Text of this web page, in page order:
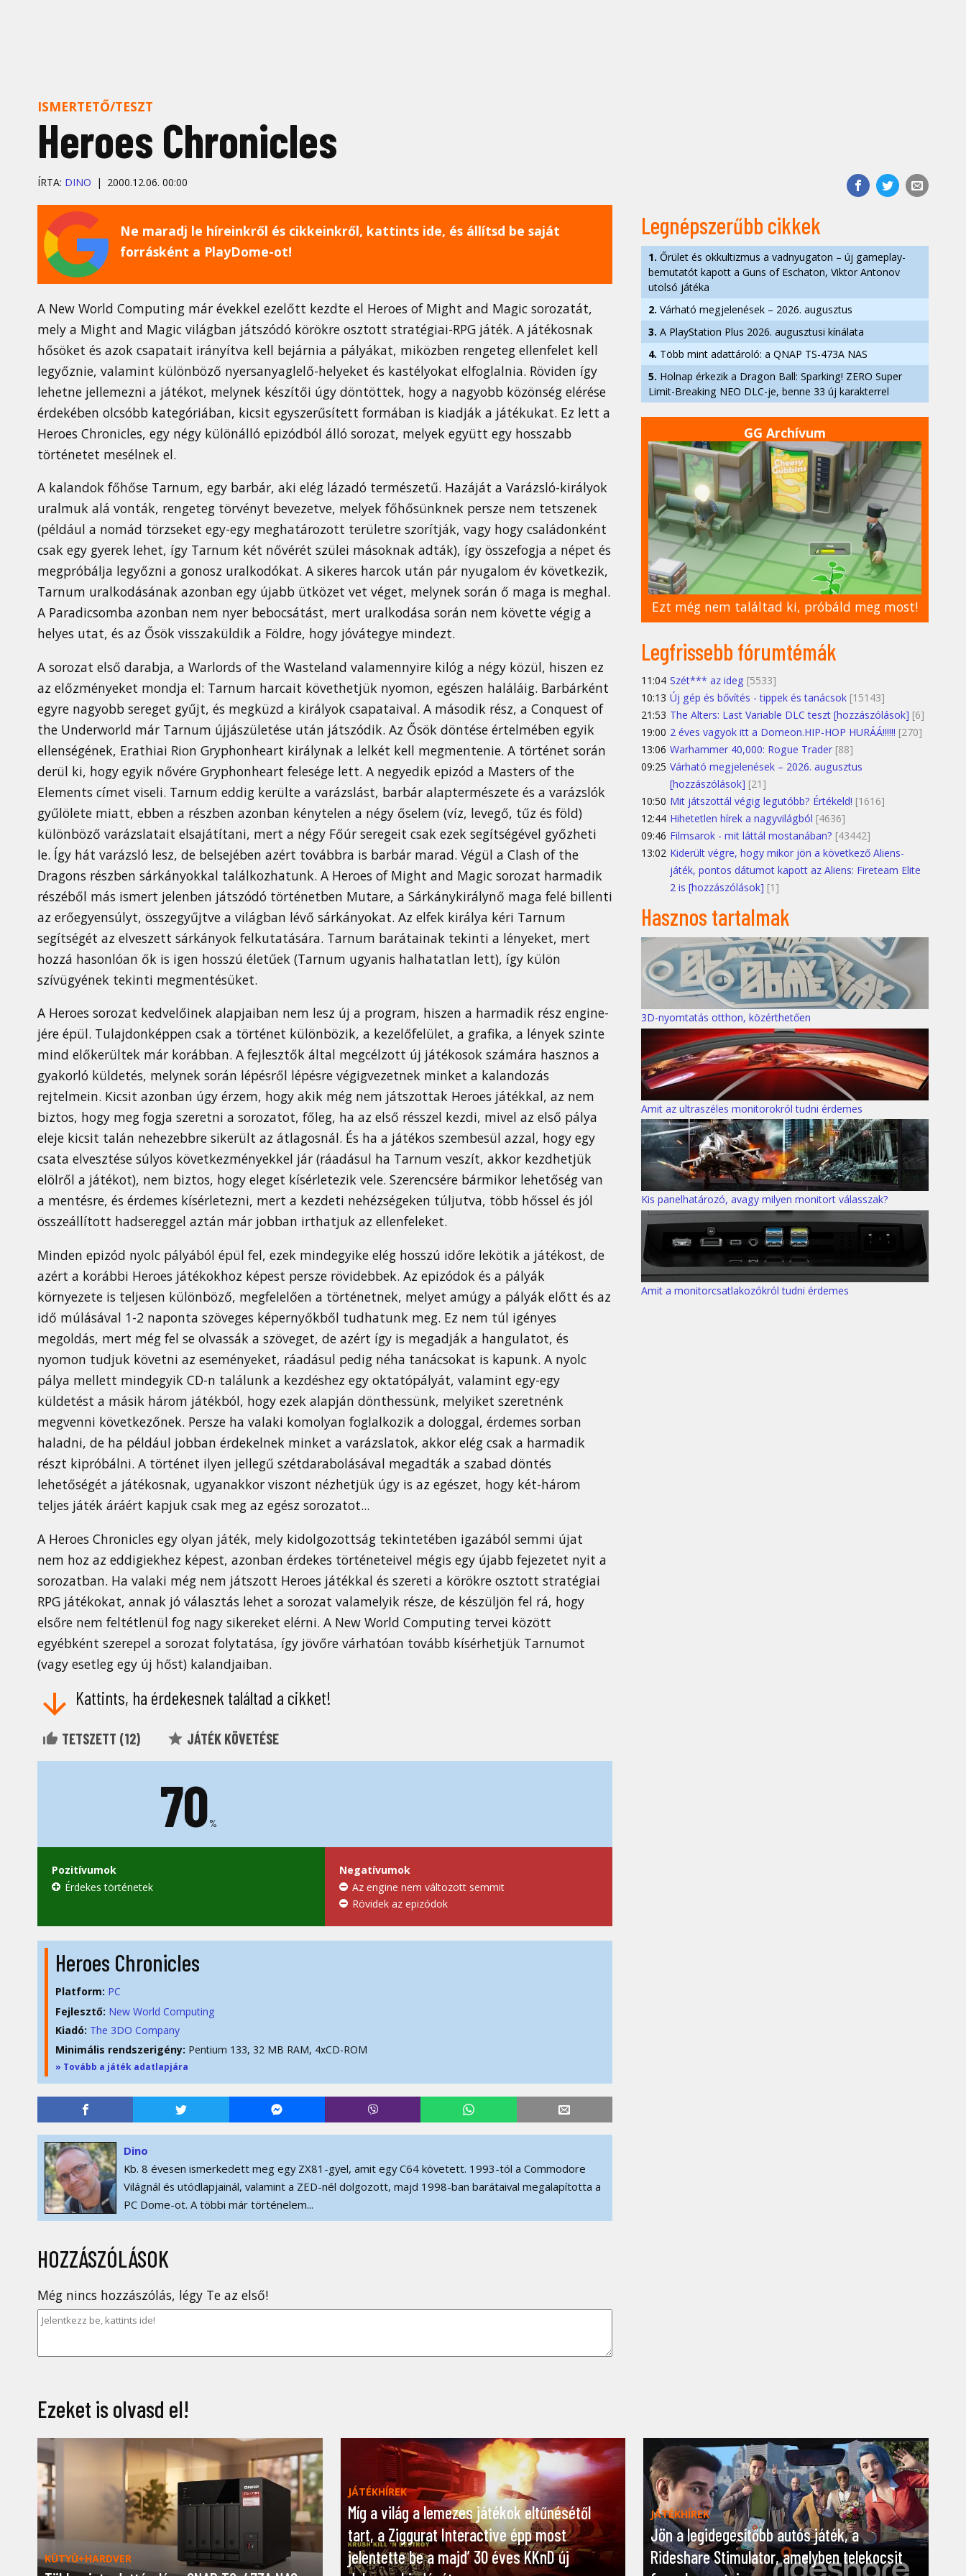
ISMERTETŐ/TESZT
Heroes Chronicles
ÍRTA: DINO 2000.12.06. 00:00
Ne maradj le híreinkről és cikkeinkről, kattints ide, és állítsd be saját
forrásként a PlayDome-ot!
A New World Computing már évekkel ezelőtt kezdte el Heroes of Might and Magic sorozatát,
mely a Might and Magic világban játszódó körökre osztott stratégiai-RPG játék. A játékosnak
hősöket és azok csapatait irányítva kell bejárnia a pályákat, miközben rengeteg ellenfelet kell
legyőznie, valamint különböző nyersanyaglelő-helyeket és kastélyokat elfoglalnia. Röviden így
lehetne jellemezni a játékot, melynek készítői úgy döntöttek, hogy a nagyobb közönség elérése
érdekében olcsóbb kategóriában, kicsit egyszerűsített formában is kiadják a játékukat. Ez lett a
Heroes Chronicles, egy négy különálló epizódból álló sorozat, melyek együtt egy hosszabb
történetet mesélnek el.
A kalandok főhőse Tarnum, egy barbár, aki elég lázadó természetű. Hazáját a Varázsló-királyok
uralmuk alá vonták, rengeteg törvényt bevezetve, melyek főhősünknek persze nem tetszenek
(például a nomád törzseket egy-egy meghatározott területre szorítják, vagy hogy családonként
csak egy gyerek lehet, így Tarnum két nővérét szülei másoknak adták), így összefogja a népet és
megpróbálja legyőzni a gonosz uralkodókat. A sikeres harcok után pár nyugalom év következik,
Tarnum uralkodásának azonban egy újabb ütközet vet véget, melynek során ő maga is meghal.
A Paradicsomba azonban nem nyer bebocsátást, mert uralkodása során nem követte végig a
helyes utat, és az Ősök visszaküldik a Földre, hogy jóvátegye mindezt.
A sorozat első darabja, a Warlords of the Wasteland valamennyire kilóg a négy közül, hiszen ez
az előzményeket mondja el: Tarnum harcait követhetjük nyomon, egészen haláláig. Barbárként
egyre nagyobb sereget gyűjt, és megküzd a királyok csapataival. A második rész, a Conquest of
the Underworld már Tarnum újjászületése után játszódik. Az Ősök döntése értelmében egyik
ellenségének, Erathiai Rion Gryphonheart királynak a lelkét kell megmentenie. A történet során
derül ki, hogy egyik nővére Gryphonheart felesége lett. A negyedik epizód a Masters of the
Elements címet viseli. Tarnum eddig kerülte a varázslást, barbár alaptermészete és a varázslók
gyűlölete miatt, ebben a részben azonban kénytelen a négy őselem (víz, levegő, tűz és föld)
különböző varázslatait elsajátítani, mert a négy Főúr seregeit csak ezek segítségével győzheti
le. Így hát varázsló lesz, de belsejében azért továbbra is barbár marad. Végül a Clash of the
Dragons részben sárkányokkal találkozhatunk. A Heroes of Might and Magic sorozat harmadik
részéből más ismert jelenben játszódó történetben Mutare, a Sárkánykirálynő maga felé billenti
az erőegyensúlyt, összegyűjtve a világban lévő sárkányokat. Az elfek királya kéri Tarnum
segítségét az elveszett sárkányok felkutatására. Tarnum barátainak tekinti a lényeket, mert
hozzá hasonlóan ők is igen hosszú életűek (Tarnum ugyanis halhatatlan lett), így külön
szívügyének tekinti megmentésüket.
A Heroes sorozat kedvelőinek alapjaiban nem lesz új a program, hiszen a harmadik rész engine-
jére épül. Tulajdonképpen csak a történet különbözik, a kezelőfelület, a grafika, a lények szinte
mind előkerültek már korábban. A fejlesztők által megcélzott új játékosok számára hasznos a
gyakorló küldetés, melynek során lépésről lépésre végigvezetnek minket a kalandozás
rejtelmein. Kicsit azonban úgy érzem, hogy akik még nem játszottak Heroes játékkal, az nem
biztos, hogy meg fogja szeretni a sorozatot, főleg, ha az első résszel kezdi, mivel az első pálya
eleje kicsit talán nehezebbre sikerült az átlagosnál. És ha a játékos szembesül azzal, hogy egy
csata elvesztése súlyos következményekkel jár (ráadásul ha Tarnum veszít, akkor kezdhetjük
elölről a játékot), nem biztos, hogy eleget kísérletezik vele. Szerencsére bármikor lehetőség van
a mentésre, és érdemes kísérletezni, mert a kezdeti nehézségeken túljutva, több hőssel és jól
összeállított hadsereggel aztán már jobban irthatjuk az ellenfeleket.
Minden epizód nyolc pályából épül fel, ezek mindegyike elég hosszú időre lekötik a játékost, de
azért a korábbi Heroes játékokhoz képest persze rövidebbek. Az epizódok és a pályák
környezete is teljesen különböző, megfelelően a történetnek, melyet amúgy a pályák előtt és az
idő múlásával 1-2 naponta szöveges képernyőkből tudhatunk meg. Ez nem túl igényes
megoldás, mert még fel se olvassák a szöveget, de azért így is megadják a hangulatot, és
nyomon tudjuk követni az eseményeket, ráadásul pedig néha tanácsokat is kapunk. A nyolc
pálya mellett mindegyik CD-n találunk a kezdéshez egy oktatópályát, valamint egy-egy
küldetést a másik három játékból, hogy ezek alapján dönthessünk, melyiket szeretnénk
megvenni következőnek. Persze ha valaki komolyan foglalkozik a dologgal, érdemes sorban
haladni, de ha például jobban érdekelnek minket a varázslatok, akkor elég csak a harmadik
részt kipróbálni. A történet ilyen jellegű szétdarabolásával megadták a szabad döntés
lehetőségét a játékosnak, ugyanakkor viszont nézhetjük úgy is az egészet, hogy két-három
teljes játék áráért kapjuk csak meg az egész sorozatot...
A Heroes Chronicles egy olyan játék, mely kidolgozottság tekintetében igazából semmi újat
nem hoz az eddigiekhez képest, azonban érdekes történeteivel mégis egy újabb fejezetet nyit a
sorozatban. Ha valaki még nem játszott Heroes játékkal és szereti a körökre osztott stratégiai
RPG játékokat, annak jó választás lehet a sorozat valamelyik része, de készüljön fel rá, hogy
elsőre nem feltétlenül fog nagy sikereket elérni. A New World Computing tervei között
egyébként szerepel a sorozat folytatása, így jövőre várhatóan tovább kísérhetjük Tarnumot
(vagy esetleg egy új hőst) kalandjaiban.
Kattints, ha érdekesnek találtad a cikket!
TETSZETT (12) JÁTÉK KÖVETÉSE
70%
Pozitívumok
Érdekes történetek
Negatívumok
Az engine nem változott semmit
Rövidek az epizódok
Heroes Chronicles
Platform: PC
Fejlesztő: New World Computing
Kiadó: The 3DO Company
Minimális rendszerigény: Pentium 133, 32 MB RAM, 4xCD-ROM
» Tovább a játék adatlapjára
Dino
Kb. 8 évesen ismerkedett meg egy ZX81-gyel, amit egy C64 követett. 1993-tól a Commodore
Világnál és utódlapjainál, valamint a ZED-nél dolgozott, majd 1998-ban barátaival megalapította a
PC Dome-ot. A többi már történelem...
HOZZÁSZÓLÁSOK
Még nincs hozzászólás, légy Te az első!
Legnépszerűbb cikkek
1. Őrület és okkultizmus a vadnyugaton – új gameplay-
bemutatót kapott a Guns of Eschaton, Viktor Antonov
utolsó játéka
2. Várható megjelenések – 2026. augusztus
3. A PlayStation Plus 2026. augusztusi kínálata
4. Több mint adattároló: a QNAP TS-473A NAS
5. Holnap érkezik a Dragon Ball: Sparking! ZERO Super
Limit-Breaking NEO DLC-je, benne 33 új karakterrel
GG Archívum
Ezt még nem találtad ki, próbáld meg most!
Legfrissebb fórumtémák
11:04 Szét*** az ideg [5533]
10:13 Új gép és bővítés - tippek és tanácsok [15143]
21:53 The Alters: Last Variable DLC teszt [hozzászólások] [6]
19:00 2 éves vagyok itt a Domeon.HIP-HOP HURÁÁ!!!!!! [270]
13:06 Warhammer 40,000: Rogue Trader [88]
09:25 Várható megjelenések – 2026. augusztus
[hozzászólások] [21]
10:50 Mit játszottál végig legutóbb? Értékeld! [1616]
12:44 Hihetetlen hírek a nagyvilágból [4636]
09:46 Filmsarok - mit láttál mostanában? [43442]
13:02 Kiderült végre, hogy mikor jön a következő Aliens-
játék, pontos dátumot kapott az Aliens: Fireteam Elite
2 is [hozzászólások] [1]
Hasznos tartalmak
3D-nyomtatás otthon, közérthetően
Amit az ultraszéles monitorokról tudni érdemes
Kis panelhatározó, avagy milyen monitort válasszak?
Amit a monitorcsatlakozókról tudni érdemes
Ezeket is olvasd el!
KÜTYÜ+HARDVER
JÁTÉKHÍREK
Míg a világ a lemezes játékok eltűnésétől
tart, a Ziggurat Interactive épp most
jelentette be a majd’ 30 éves KKnD új
JÁTÉKHÍREK
Jön a legidegesítőbb autós játék, a
Rideshare Stimulator, amelyben telekocsit